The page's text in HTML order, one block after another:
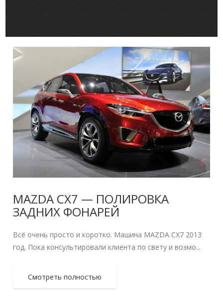
MAZDA CX7 — ПОЛИРОВКА
ЗАДНИХ ФОНАРЕЙ
Всё очень просто и коротко. Машина MAZDA CX7 2013
год. Пока консультировали клиента по свету и возмо...
Смотреть полностью